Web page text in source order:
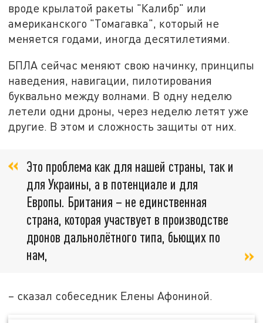
вроде крылатой ракеты "Калибр" или
американского "Томагавка", который не
меняется годами, иногда десятилетиями.
БПЛА сейчас меняют свою начинку, принципы
наведения, навигации, пилотирования
буквально между волнами. В одну неделю
летели одни дроны, через неделю летят уже
другие. В этом и сложность защиты от них.
Это проблема как для нашей страны, так и
для Украины, а в потенциале и для
Европы. Британия – не единственная
страна, которая участвует в производстве
дронов дальнолётного типа, бьющих по
нам,
– сказал собеседник Елены Афониной.